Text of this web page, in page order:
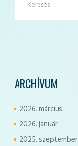
ARCHÍVUM
2026. március
2026.január
2025. szeptember